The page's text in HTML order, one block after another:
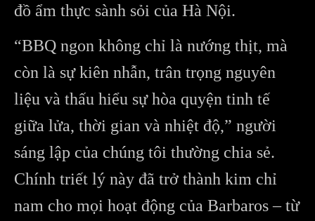
đồ ẩm thực sành sỏi của Hà Nội.
“BBQ ngon không chỉ là nướng thịt, mà
còn là sự kiên nhẫn, trân trọng nguyên
liệu và thấu hiểu sự hòa quyện tinh tế
giữa lửa, thời gian và nhiệt độ,” người
sáng lập của chúng tôi thường chia sẻ.
Chính triết lý này đã trở thành kim chỉ
nam cho mọi hoạt động của Barbaros – từ